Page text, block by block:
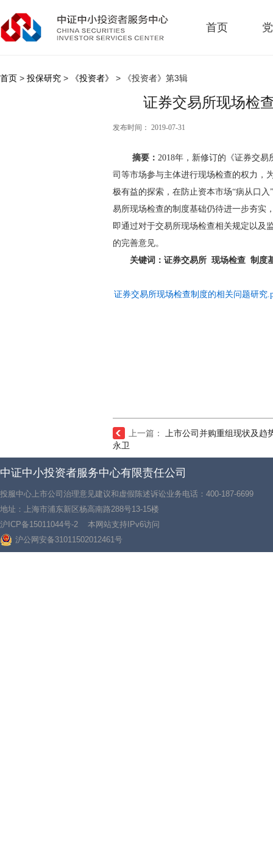
首页
首页 > 投保研究 > 《投资者》 > 《投资者》第3辑
证券交易所现场检
发布时间： 2019-07-31
摘要： 2018年，新修订的《证券交
司等市场参与主体进行现场检查的权力，
极有益的探索，在防止资本市场“病从口
易所现场检查的制度基础仍待进一步夯实
即通过对于交易所现场检查相关规定以及
的完善意见。
关键词：证券交易所 现场检查 制度
证券交易所现场检查制度的相关问题研究
上一篇：
上市公司并购重组现状及趋
永卫
中证中小投资者服务中心有限责任公司
投服中心上市公司治理意见建议和虚假陈述诉讼业务电话：400-187-6699
地址：上海市浦东新区杨高南路288号13-15楼
沪ICP备15011044号-2 本网站支持IPv6访问
沪公网安备31011502012461号